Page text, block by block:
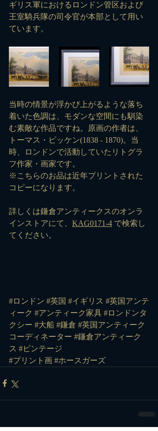
ギリス軍におけるロンドン管区および
王室騎兵隊の司令官が本部として用い
ています。
当時の情景が浮かび上がるような落ち
着いた色調は、モダンな空間にも馴染
む素敵な作品ですね。原画の作者は、
トーマス・ピッケン(1838 - 1870)。当
時、ロンドンで活動していたリトグラ
フ作家・画家です。
※こちらのお品は近年プリントされた
コピーになります。
詳しくは鎌倉アンティークスのオンラ
インストアにて、 KAG0171-4 で検索し
てください。
#ロンドン #英国 #イギリス #英国アンテ
ィーク #アンティーク家具 #ロンドンタ
クシー #大船 #鎌倉 #英国アンティーク
コーディネーター #鎌倉アンティーク
ス #ビンテージ
#プリント画 #ホースガーズ